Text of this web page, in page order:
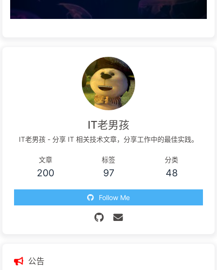
IT老男孩
IT老男孩 - 分享 IT 相关技术文章，分享工作中的最佳实践。
文章
200
标签
97
分类
48
Follow Me
公告